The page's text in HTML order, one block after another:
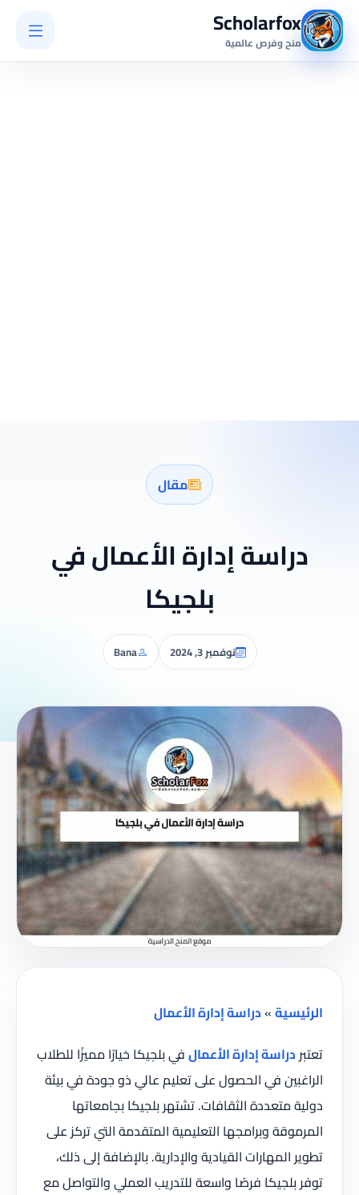
Scholarfox
منح وفرص عالمية
مقال
دراسة إدارة الأعمال في
بلجيكا
نوفمبر 3, 2024 Bana
الرئيسية»دراسة إدارة الأعمال
تعتبردراسة إدارة الأعمالفي بلجيكا خيارًا مميزًا للطلاب
الراغبين في الحصول على تعليم عالي ذو جودة في بيئة
دولية متعددة الثقافات. تشتهر بلجيكا بجامعاتها
المرموقة وبرامجها التعليمية المتقدمة التي تركز على
تطوير المهارات القيادية والإدارية. بالإضافة إلى ذلك،
توفر بلجيكا فرصًا واسعة للتدريب العملي والتواصل مع